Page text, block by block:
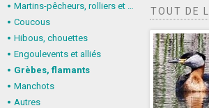
Martins-pêcheurs, rolliers et alliés
Coucous
Hibous, chouettes
Engoulevents et alliés
Grèbes, flamants
Manchots
Autres
TOUT DE